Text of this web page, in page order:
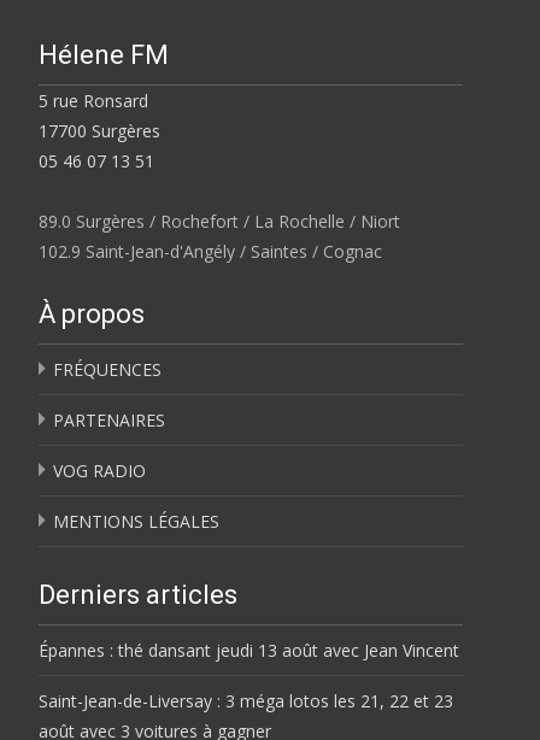
Hélene FM
5 rue Ronsard
17700 Surgères
05 46 07 13 51
89.0 Surgères / Rochefort / La Rochelle / Niort
102.9 Saint-Jean-d'Angély / Saintes / Cognac
À propos
FRÉQUENCES
PARTENAIRES
VOG RADIO
MENTIONS LÉGALES
Derniers articles
Épannes : thé dansant jeudi 13 août avec Jean Vincent
Saint-Jean-de-Liversay : 3 méga lotos les 21, 22 et 23
août avec 3 voitures à gagner